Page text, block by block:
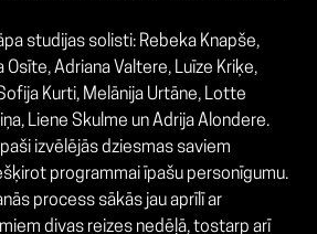
solisti: Rebeka Knapše,
Osīte, Adriana Valtere, Luīze Kriķe,
Kurti, Melānija Urtāne, Lotte
Liene Skulme un Adrija Alondere.
izvēlējās dziesmas saviem
programmai īpašu personīgumu.
process sākās jau aprīlī ar
divas reizes nedēļā, tostarp arī